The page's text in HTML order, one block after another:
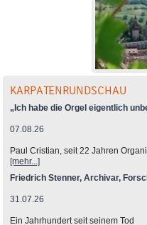
KARPATENRUNDSCHAU
„Ich habe die Orgel eigentlich
07.08.26
Paul Cristian, seit 22 Jahren
[mehr...]
Friedrich Stenner, Archivar,
31.07.26
Ein Jahrhundert seit seinem Tod